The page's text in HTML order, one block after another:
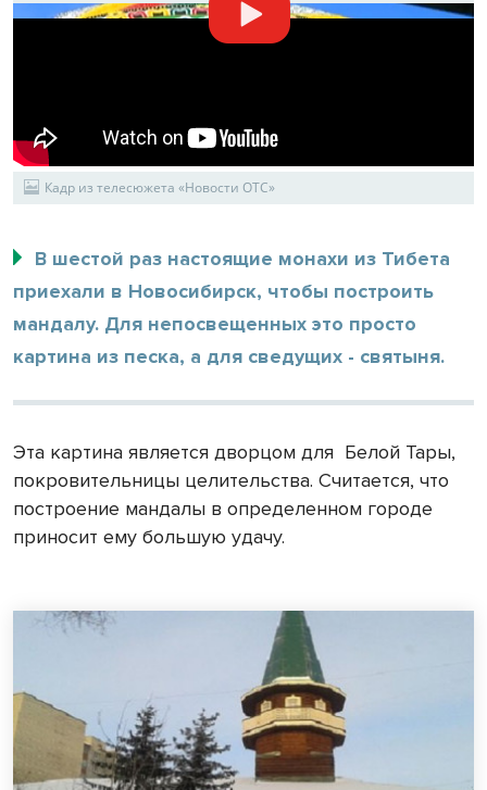
Кадр из телесюжета «Новости ОТС»
В шестой раз настоящие монахи из Тибета
приехали в Новосибирск, чтобы построить
мандалу. Для непосвещенных это просто
картина из песка, а для сведущих - святыня.
Эта картина является дворцом для Белой Тары,
покровительницы целительства. Считается, что
построение мандалы в определенном городе
приносит ему большую удачу.